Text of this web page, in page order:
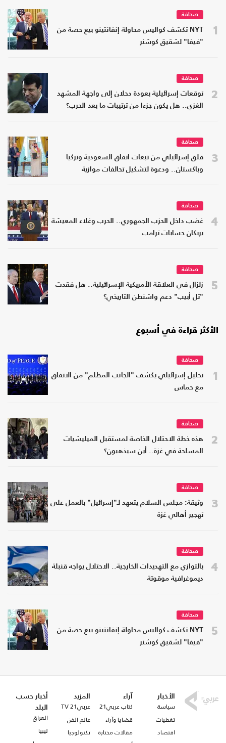
1
صحافة
NYT تكشف كواليس محاولة إنفانتينو بيع حصة من
"فيفا" لشقيق كوشنر
2
صحافة
توقعات إسرائيلية بعودة دحلان إلى واجهة المشهد
الغزي.. هل يكون جزءا من ترتيبات ما بعد الحرب؟
3
صحافة
قلق إسرائيلي من تبعات اتفاق السعودية وتركيا
وباكستان.. ودعوة لتشكيل تحالفات موازية
4
صحافة
غضب داخل الحزب الجمهوري.. الحرب وغلاء المعيشة
يربكان حسابات ترامب
5
صحافة
زلزال في العلاقة الأمريكية الإسرائيلية.. هل فقدت
"تل أبيب" دعم واشنطن التاريخي؟
الأكثر قراءة في أسبوع
1
صحافة
تحليل إسرائيلي يكشف "الجانب المظلم" من الاتفاق
مع حماس
2
صحافة
هذه خطة الاحتلال الخاصة لمستقبل الميليشيات
المسلحة في غزة.. أين سيذهبون؟
3
صحافة
وثيقة: مجلس السلام يتعهد لـ"إسرائيل" بالعمل على
تهجير أهالي غزة
4
صحافة
بالتوازي مع التهديدات الخارجية.. الاحتلال يواجه قنبلة
ديموغرافية موقوتة
5
صحافة
NYT تكشف كواليس محاولة إنفانتينو بيع حصة من
"فيفا" لشقيق كوشنر
الأخبار
سياسة
تغطيات
اقتصاد
آراء
كتاب عربي21
قضايا وآراء
مقالات مختارة
المزيد
عربي21 TV
عالم الفن
تكنولوجيا
أخبار حسب
البلد
العراق
ليبيا